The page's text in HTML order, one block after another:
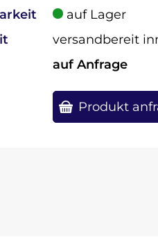
auf Lager
versandbereit
auf Anfrage
Produkt